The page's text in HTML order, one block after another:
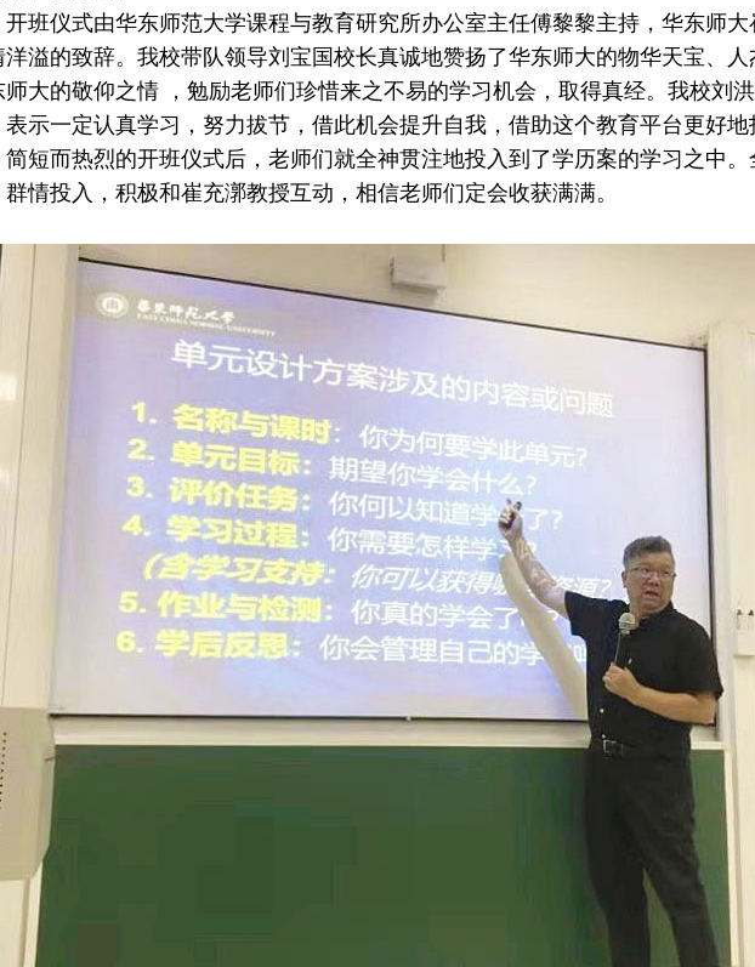
仪式由华东师范大学课程与教育研究所办公室主任傅黎黎主持，华东师大
洋溢的致辞。我校带队领导刘宝国校长真诚地赞扬了华东师大的物华天宝、
师大的敬仰之情 ，勉励老师们珍惜来之不易的学习机会，取得真经。我校刘
表示一定认真学习，努力拔节，借此机会提升自我，借助这个教育平台更好地
而热烈的开班仪式后，老师们就全神贯注地投入到了学历案的学习之中。
群情投入，积极和崔充漷教授互动，相信老师们定会收获满满。